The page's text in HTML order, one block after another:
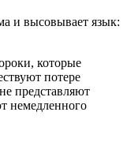
и высовывает язык:
которые
потере
представляют
немедленного